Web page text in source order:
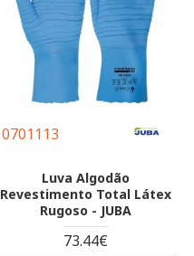
0701113
Luva Algodão
Revestimento Total Látex
Rugoso - JUBA
73.44€